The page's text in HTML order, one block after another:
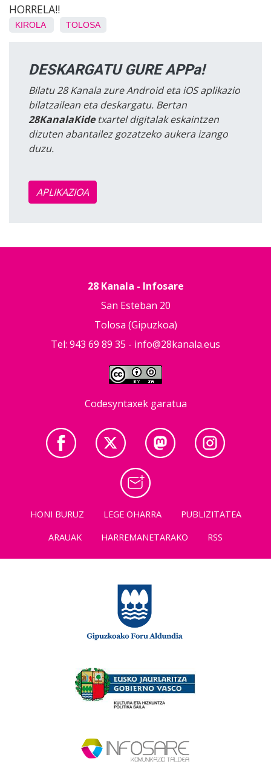
HORRELA!!
KIROLA TOLOSA
DESKARGATU GURE APPa!
Bilatu 28 Kanala zure Android eta iOS aplikazio
bilatzailean eta deskargatu. Bertan
28KanalaKidetxartel digitalak eskaintzen
dizuten abantailez gozatzeko aukera izango
duzu.
APLIKAZIOA
28 Kanala - Infosare
San Esteban 20
Tolosa (Gipuzkoa)
Tel: 943 69 89 35 - info@28kanala.eus
Codesyntaxek garatua
HONI BURUZ LEGE OHARRA
PUBLIZITATEA
ARAUAK
HARREMANETARAKO RSS